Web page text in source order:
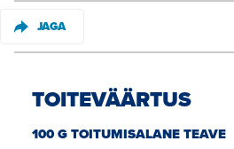
JAGA
TOITEVÄÄRTUS
100 G TOITUMISALANE TEAVE